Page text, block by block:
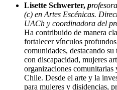
Lisette Schwerter, p
(c) en Artes Escénicas.
UACh y coordinadora del
Ha contribuido de manera
fortalecer vínculos
comunidades, destacando
con discapacidad, mujeres
organizaciones comunitarias
Chile. Desde el arte y la
para mujeres y disidencias,